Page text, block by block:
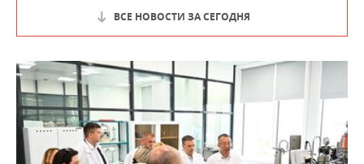
ВСЕ НОВОСТИ ЗА СЕГОДНЯ